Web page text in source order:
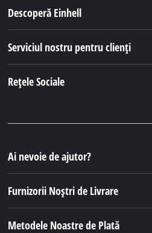
Descoperă Einhell
Serviciul nostru pentru clienți
Rețele Sociale
Ai nevoie de ajutor?
Furnizorii Noștri de Livrare
Metodele Noastre de Plată